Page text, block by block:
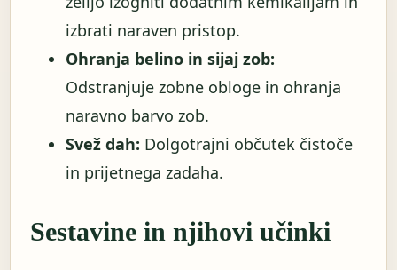
izbrati naraven pristop.
Ohranja belino in sijaj zob:
Odstranjuje zobne obloge in ohranja
naravno barvo zob.
Svež dah: Dolgotrajni občutek čistoče
in prijetnega zadaha.
Sestavine in njihovi učinki